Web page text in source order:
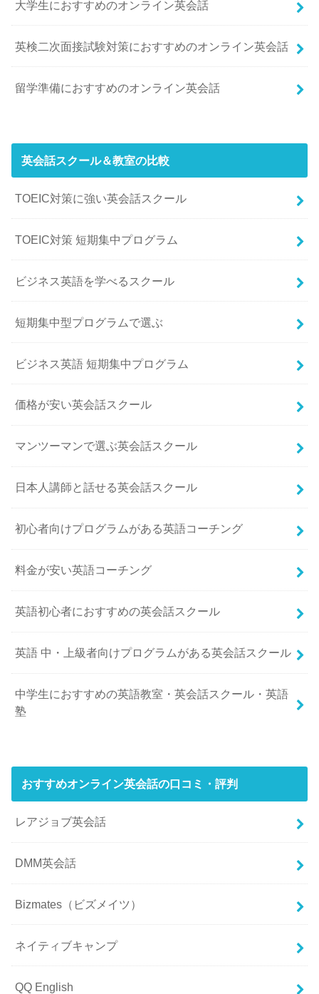
大学生におすすめのオンライン英会話
英検二次面接試験対策におすすめのオンライン英会話
留学準備におすすめのオンライン英会話
英会話スクール＆教室の比較
TOEIC対策に強い英会話スクール
TOEIC対策 短期集中プログラム
ビジネス英語を学べるスクール
短期集中型プログラムで選ぶ
ビジネス英語 短期集中プログラム
価格が安い英会話スクール
マンツーマンで選ぶ英会話スクール
日本人講師と話せる英会話スクール
初心者向けプログラムがある英語コーチング
料金が安い英語コーチング
英語初心者におすすめの英会話スクール
英語 中・上級者向けプログラムがある英会話スクール
中学生におすすめの英語教室・英会話スクール・英語
塾
おすすめオンライン英会話の口コミ・評判
レアジョブ英会話
DMM英会話
Bizmates（ビズメイツ）
ネイティブキャンプ
QQ English